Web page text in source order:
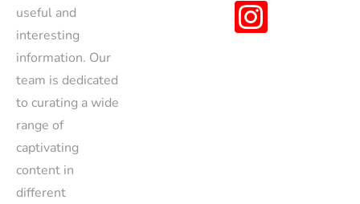
useful and
interesting
information. Our
team is dedicated
to curating a wide
range of
captivating
content in
different